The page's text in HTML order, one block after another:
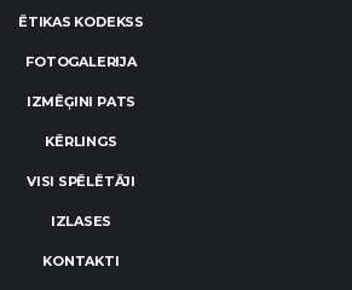
ĒTIKAS KODEKSS
FOTOGALERIJA
IZMĒĢINI PATS
KĒRLINGS
VISI SPĒLĒTĀJI
IZLASES
KONTAKTI